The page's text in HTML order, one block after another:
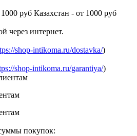
руб Казахстан - от 1000 руб
через интернет.
shop-intikoma.ru/dostavka/)
shop-intikoma.ru/garantiya/)
покупок: